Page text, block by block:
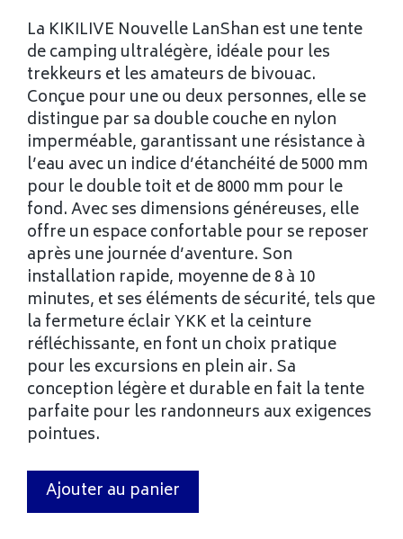
La KIKILIVE Nouvelle LanShan est une tente
de camping ultralégère, idéale pour les
trekkeurs et les amateurs de bivouac.
Conçue pour une ou deux personnes, elle se
distingue par sa double couche en nylon
imperméable, garantissant une résistance à
l’eau avec un indice d’étanchéité de 5000 mm
pour le double toit et de 8000 mm pour le
fond. Avec ses dimensions généreuses, elle
offre un espace confortable pour se reposer
après une journée d’aventure. Son
installation rapide, moyenne de 8 à 10
minutes, et ses éléments de sécurité, tels que
la fermeture éclair YKK et la ceinture
réfléchissante, en font un choix pratique
pour les excursions en plein air. Sa
conception légère et durable en fait la tente
parfaite pour les randonneurs aux exigences
pointues.
Ajouter au panier